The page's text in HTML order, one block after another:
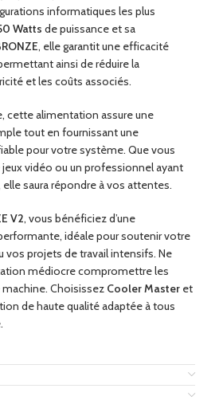
informatiques les plus
Watts de puissance et sa
, elle garantit une efficacité
ainsi de réduire la
et les coûts associés.
cette alimentation assure une
tout en fournissant une
pour votre système. Que vous
vidéo ou un professionnel ayant
saura répondre à vos attentes.
V2, vous bénéficiez d’une
idéale pour soutenir votre
vos projets de travail intensifs. Ne
médiocre compromettre les
Choisissez Cooler Master et
de haute qualité adaptée à tous